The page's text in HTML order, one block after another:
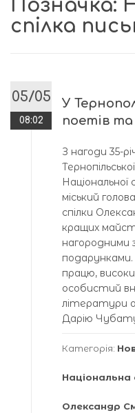
Позначка:
спілка
05/05
08:02
У
поетів
З нагоди 35-
Національної
міський
спілки
кращих
нагородними
працю,
особистий
літератури
Дарію
Категорія:
Національна
Олександр